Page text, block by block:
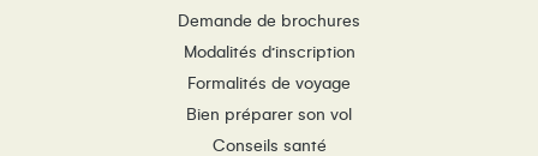
Demande de brochures
Modalités d’inscription
Formalités de voyage
Bien préparer son vol
Conseils santé